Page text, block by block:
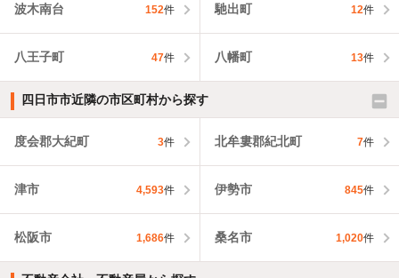
波木南台 152件 馳出町 12件
八王子町 47件 八幡町 13件
四日市市近隣の市区町村から探す
度会郡大紀町 3件 北牟婁郡紀北町 7件
津市 4,593件 伊勢市 845件
松阪市 1,686件 桑名市 1,020件